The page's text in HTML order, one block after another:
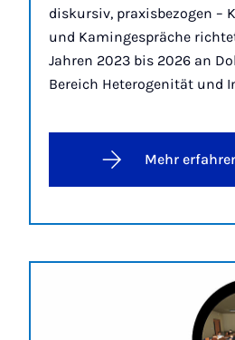
diskursiv, praxisbezogen –
und Kamingespräche
Jahren 2023 bis 2026 an
Bereich Heterogenität und
Mehr